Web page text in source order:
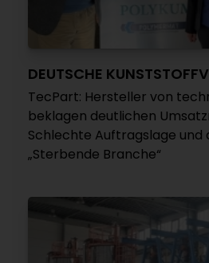
DEUTSCHE
TecPart: Hersteller von
beklagen deutlichen
Schlechte Auftragslage und
„Sterbende Branche“